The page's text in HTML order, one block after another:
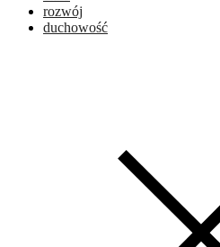
rozwój
duchowość